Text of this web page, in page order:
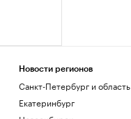
Новости регионов
Санкт-Петербург и область
Екатеринбург